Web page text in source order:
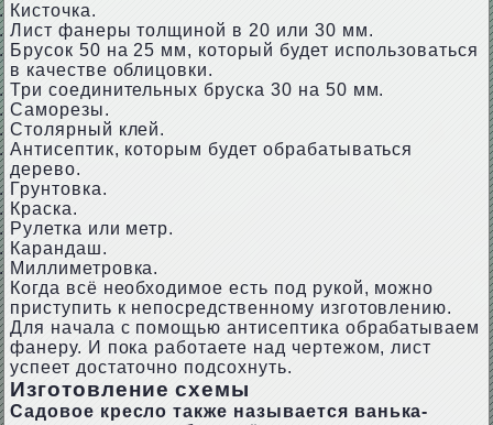
Кисточка.
Лист фанеры толщиной в 20 или 30 мм.
Брусок 50 на 25 мм, который будет использоваться
в качестве облицовки.
Три соединительных бруска 30 на 50 мм.
Саморезы.
Столярный клей.
Антисептик, которым будет обрабатываться
дерево.
Грунтовка.
Краска.
Рулетка или метр.
Карандаш.
Миллиметровка.
Когда всё необходимое есть под рукой, можно
приступить к непосредственному изготовлению.
Для начала с помощью антисептика обрабатываем
фанеру. И пока работаете над чертежом, лист
успеет достаточно подсохнуть.
Изготовление схемы
Садовое кресло также называется ванька-